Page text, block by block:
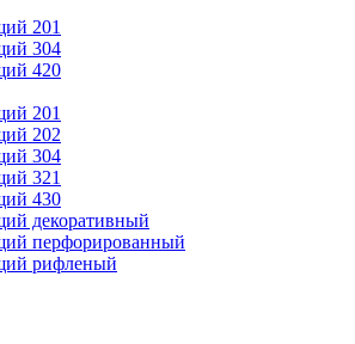
201
304
420
201
202
304
321
430
декоративный
перфорированный
рифленый